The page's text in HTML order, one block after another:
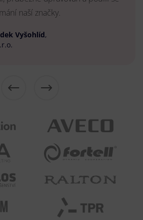
naší značky.
Vyšohlíd,